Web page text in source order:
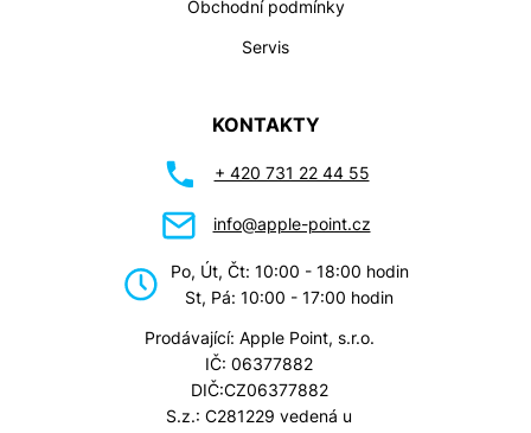
Obchodní podmínky
Servis
KONTAKTY
+ 420 731 22 44 55
info@apple-point.cz
Po, Út, Čt: 10:00 - 18:00 hodin
St, Pá: 10:00 - 17:00 hodin
Prodávající: Apple Point, s.r.o.
IČ: 06377882
DIČ:CZ06377882
S.z.: C281229 vedená u